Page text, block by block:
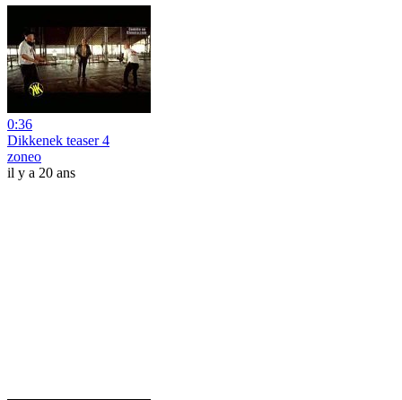
0:36
Dikkenek teaser 4
zoneo
il y a 20 ans